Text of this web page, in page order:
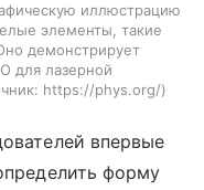
иллюстрацию
элементы, такие
демонстрирует
для лазерной
https://phys.org/
впервые
форму